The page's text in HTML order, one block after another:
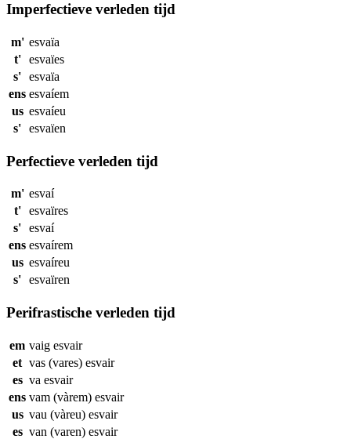
Imperfectieve verleden tijd
m' esvaïa
t'
esvaïes
s' esvaïa
ens esvaíem
us esvaíeu
s' esvaïen
Perfectieve verleden tijd
m' esvaí
t'
esvaïres
s' esvaí
ens esvaírem
us esvaíreu
s' esvaïren
Perifrastische verleden tijd
em vaig esvair
et vas (vares) esvair
es va esvair
ens vam (vàrem) esvair
us vau (vàreu) esvair
es van (varen) esvair